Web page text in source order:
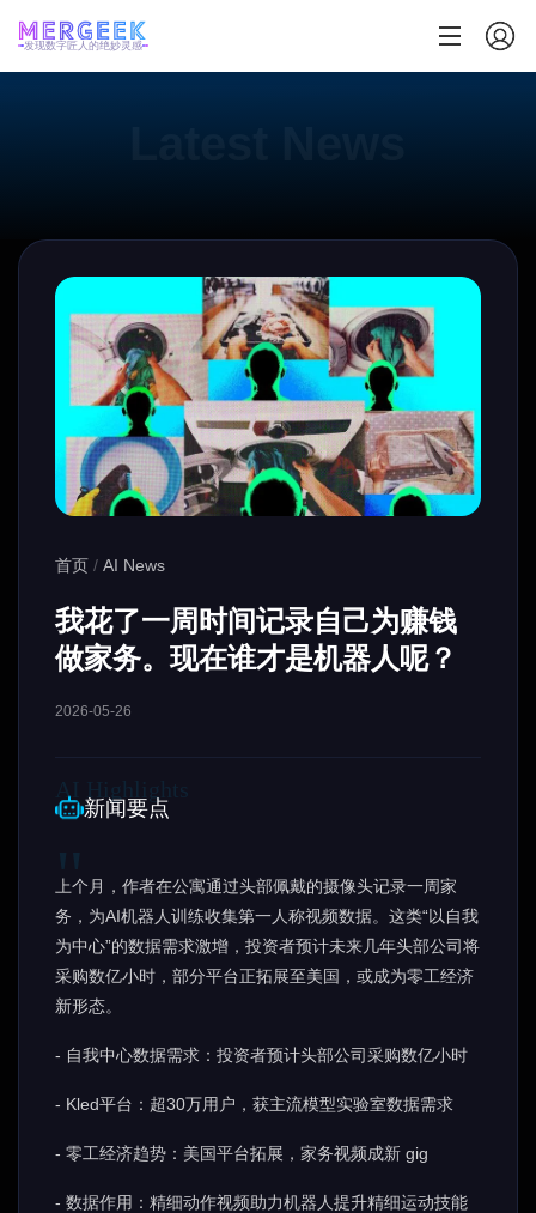
发现数字匠人的绝妙灵感
首页 / AI News
我花了一周时间记录自己为赚钱
做家务。现在谁才是机器人呢？
2026-05-26
新闻要点
上个月，作者在公寓通过头部佩戴的摄像头记录一周家
务，为AI机器人训练收集第一人称视频数据。这类“以自我
为中心”的数据需求激增，投资者预计未来几年头部公司将
采购数亿小时，部分平台正拓展至美国，或成为零工经济
新形态。
- 自我中心数据需求：投资者预计头部公司采购数亿小时
- Kled平台：超30万用户，获主流模型实验室数据需求
- 零工经济趋势：美国平台拓展，家务视频成新 gig
- 数据作用：精细动作视频助力机器人提升精细运动技能